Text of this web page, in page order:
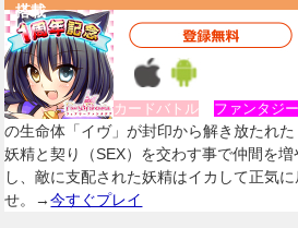
搭載
カードバトル ファンタジー
の生命体「イヴ」が封印から解き放たれた
妖精と契り（SEX）を交わす事で仲間を増
し、敵に支配された妖精はイカして正気に
せ。→今すぐプレイ